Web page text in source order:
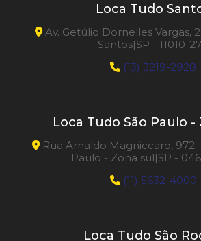
Loca Tudo
Av. Getúlio Dornelles Vargas,
Santos|SP - 11010-
(13) 3219-2928
Loca Tudo São Paulo -
Rua Arnaldo Magniccaro, 972 -
Paulo - Zona sul|SP -
(11) 5632-4000
Loca Tudo São